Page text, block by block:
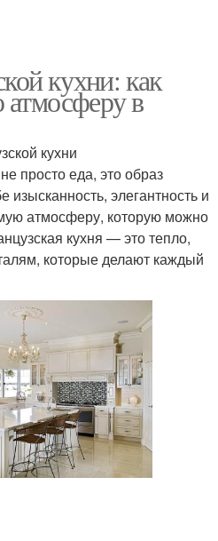
кухни: как
в
кухни
просто еда, это образ
изысканность, элегантность и
атмосферу, которую можно
кухня — это тепло,
которые делают каждый